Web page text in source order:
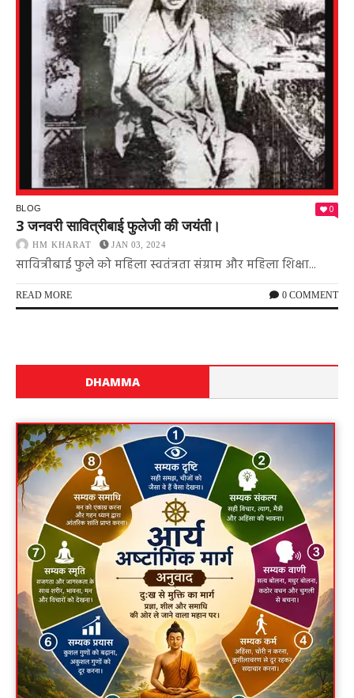
BLOG 0
3 जनवरी सावित्रीबाई फुलेजी की जयंती।
HM KHARAT JAN 03, 2024
सावित्रीबाई फुले को महिला स्वतंत्रता संग्राम और महिला शिक्षा...
READ MORE 0 COMMENT
DHAMMA